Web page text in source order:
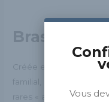
Brasserie
Créée en 2001 dans le
familial, la Brasserie
rares « agriculteurs-
Vous